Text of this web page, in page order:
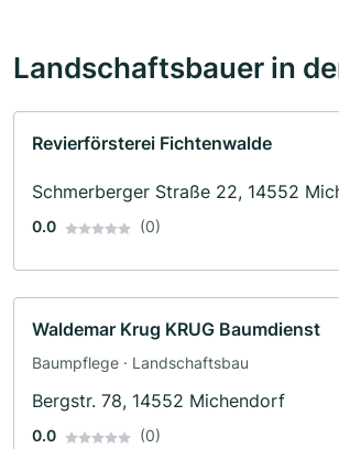
Landschaftsbauer in
Revierförsterei Fichtenwalde
Schmerberger Straße 22, 14552
0.0 (0)
Waldemar Krug KRUG Baumdienst
Baumpflege · Landschaftsbau
Bergstr. 78, 14552 Michendorf
0.0 (0)